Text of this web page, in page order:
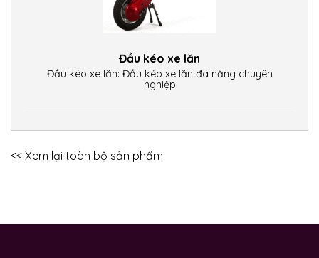
Đầu kéo xe lăn
Đầu kéo xe lăn: Đầu kéo xe lăn đa năng chuyên
nghiệp
<< Xem lại toàn bộ sản phẩm